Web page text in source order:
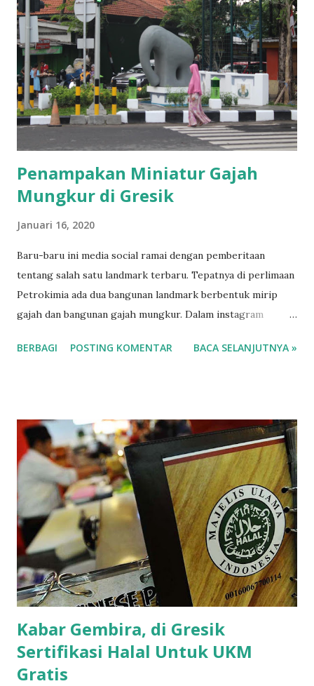
judul Bermula dari Mobil Ngebut saat Dini Hari, L-300
Tabrak Truk di Gresik, 2 Warga Semarang Tewas, Selain
Aisya Ghina Khairunnisa (6) dan Yusuf, mobil berwarna
kuning itu berpenumpang Suraji (36), warga Grobogan
serta Semuel Sampebato (27), asal Tasikmalaya. Sampai
lokasi kejadian tiba-tiba mobil tersebut menabrak truk fuso
yang tengah berhenti di bahu jalan. "Truk be...
Penampakan Miniatur Gajah
Mungkur di Gresik
Januari 16, 2020
Baru-baru ini media social ramai dengan pemberitaan
tentang salah satu landmark terbaru. Tepatnya di perlimaan
Petrokimia ada dua bangunan landmark berbentuk mirip
gajah dan bangunan gajah mungkur. Dalam instagram
insta story, berikut kami ambilkan beberapa contohnya "
dari pada membuat bentuk asli gajah, karena sudah ada
contoh nya, kalau simplifikasi kita harus merubah bentuk,
menyederhanakan, dan lainnya. " kopi sampah "Itu gajahnya
karyanya squidward kayaknya abstrak 🤦
🤦,"robiatul_putrirohim Patung Gajah Mungkur di Gresik
Miniatur Bangunan Mirip Gajah Mungkur Mayoritas
bernada negatif dengan mempertanyakan biasa sebesar 1
miliar dan bentuknya yang tidak menunjukan bentuk aslinya.
Berikut b Baca juga : ...
BERBAGI POSTING KOMENTAR BACA SELANJUTNYA »
Kabar Gembira, di Gresik
Sertifikasi Halal Untuk UKM
Gratis